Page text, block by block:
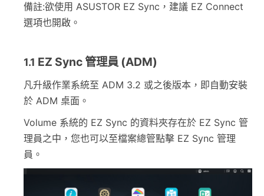
備註:欲使用 ASUSTOR EZ Sync，建議 EZ Connect
選項也開啟。
1.1 EZ Sync 管理員 (ADM)
凡升級作業系統至 ADM 3.2 或之後版本，即自動安裝
於 ADM 桌面。
Volume 系統的 EZ Sync 的資料夾存在於 EZ Sync 管
理員之中，您也可以至檔案總管點擊 EZ Sync 管理
員。